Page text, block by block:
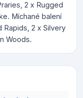
2 x Rugged
Míchané balení
Rapids, 2 x Silvery
Woods.